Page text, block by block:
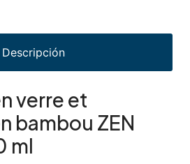
Descripción
verre et
bambou ZEN
ml